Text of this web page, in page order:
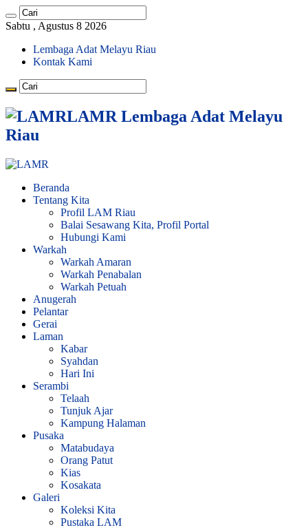
Sabtu , Agustus 8 2026
Lembaga Adat Melayu Riau
Kontak Kami
LAMR Lembaga Adat Melayu
Riau
Beranda
Tentang Kita
Profil LAM Riau
Balai Sesawang Kita, Profil Portal
Hubungi Kami
Warkah
Warkah Amaran
Warkah Penabalan
Warkah Petuah
Anugerah
Pelantar
Gerai
Laman
Kabar
Syahdan
Hari Ini
Serambi
Telaah
Tunjuk Ajar
Kampung Halaman
Pusaka
Matabudaya
Orang Patut
Kias
Kosakata
Galeri
Koleksi Kita
Pustaka LAM